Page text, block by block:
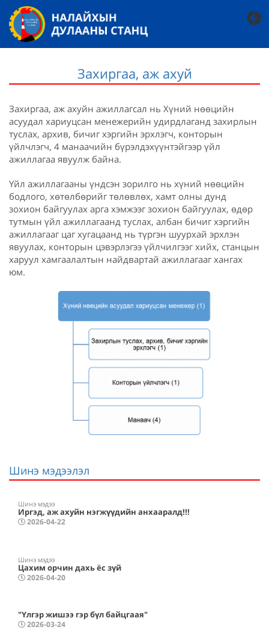
Захиргаа, аж ахуй
Захиргаа, аж ахуйн ажиллагсал нь Хүний нөөцийн
асуудал хариуцсан менежерийн удирдлаганд захирлын
туслах, архив, бичиг хэргийн эрхлэгч, конторын
үйлчлэгч, 4 манаачийн бүрэлдэхүүнтэйгээр үйл
ажиллагаа явуулж байна.
Үйл ажиллагааны үндсэн зорилго нь хүний нөөцийн
бодлого, хөтөлбөрийг төлөвлөх, хамт олны дунд
зохион байгуулах арга хэмжээг зохион байгуулах, өдөр
тутмын үйл ажиллагаанд туслах, албан бичиг хэргийн
ажиллагааг цаг хугацаанд нь түргэн шуурхай эрхлэн
явуулах, конторын цэвэрлэгээ үйлчилгээг хийх, станцын
харуул хамгаалалтын найдвартай ажиллагааг хангах
юм.
Шинэ мэдээлэл
Шинэ мэдээ
Иргэд, аж ахуйн нэгжүүдийн анхааралд!!!
2026-04-22
Шинэ мэдээ
Цахим орчин дахь ёс зүй
2026-04-20
"Үлгэр жишээ гэр бүл байцгаая"
2026-03-24